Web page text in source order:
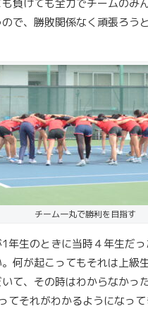
で、勝敗関係なく頑張ろう
チーム一丸で勝利を目指す
1年生のときに当時４年生だ
何が起こってもそれは上級
て、その時はわからなかっ
てそれがわかるようになっ